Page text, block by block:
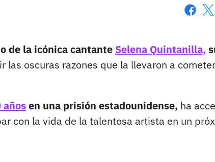
de la icónica cantante Selena Quintanilla,
las oscuras razones que la llevaron a cometer
añosen una prisión estadounidense, ha
con la vida de la talentosa artista en un